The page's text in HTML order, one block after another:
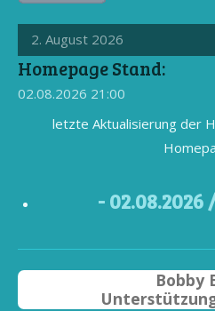
2. August 2026
Homepage Stand:
02.08.2026 21:00
letzte Aktualisierung der
- 02.08.2026
Bobby